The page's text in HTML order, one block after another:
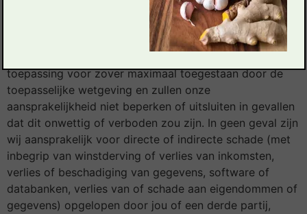
deze site beschikbaar zal zijn op een
ononderbroken, tijdige, veilige of foutloze basis.
toepassing voor zover maximaal toegestaan door de
toepasselijke wetgeving en zullen onze
aansprakelijkheid niet beperken of uitsluiten in gevallen
dat dit onwettig of verboden zou zijn. In geen geval zijn
wij aansprakelijk voor directe of indirecte schade (met
inbegrip van winstderving of verlies van inkomsten,
verlies of beschadiging van gegevens, software of
databanken, verlies van of schade aan eigendommen of
gegevens) opgelopen door jou of een derde partij,